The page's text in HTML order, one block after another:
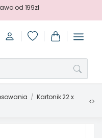
od 199zł
Kartonik 22 x